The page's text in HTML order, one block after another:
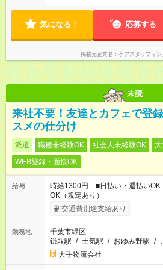
気になる！ 応募する
掲載元企業名 ケアスタッフィン
未読
来社不要！友達とカフェで登
スメの仕分け
派遣 職種未経験OK 社会人未経験OK
WEB登録・面接OK
給与
時給1300円 ■日払い・週払い
OK（規定あり）
交通費別途支給あり
勤務地
千葉市緑区
鎌取駅 / 土気駅 / おゆみ野駅 /
大手物流会社